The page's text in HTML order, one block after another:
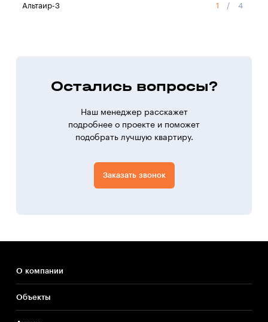
Альтаир-3 1 / 4
Остались вопросы?
Наш менеджер расскажет
подробнее о проекте и поможет
подобрать лучшую квартиру.
Заказать звонок
О компании
Объекты